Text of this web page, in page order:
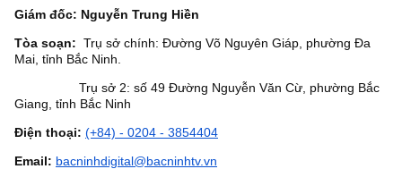
Giám đốc: Nguyễn Trung Hiền
Tòa soạn: Trụ sở chính: Đường Võ Nguyên Giáp, phường Đa
Mai, tỉnh Bắc Ninh.
Trụ sở 2: số 49 Đường Nguyễn Văn Cừ, phường Bắc
Giang, tỉnh Bắc Ninh
Điện thoại: (+84) - 0204 - 3854404
Email: bacninhdigital@bacninhtv.vn